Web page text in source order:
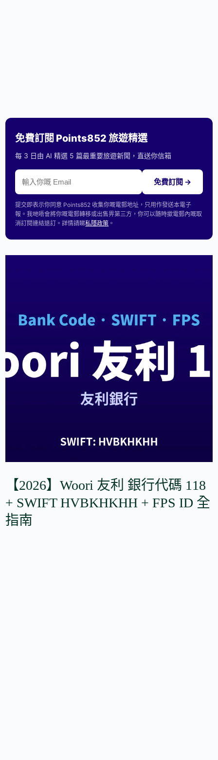
免費訂閱 Points852 旅遊精選
每 3 日由 AI 精選 5 篇最重要旅遊新聞，直送你信箱
免費訂閱 →
提交即表示你同意 Points852 收集你嘅電郵地址，只用作發送本電子
報。我哋唔會將你嘅電郵轉移或出售畀第三方，你可以隨時撳電郵內嘅取
消訂閱連結退訂。詳情請睇私隱政策 。
【2026】Woori 友利 銀行代碼 118
+ SWIFT HVBKHKHH + FPS ID 全
指南